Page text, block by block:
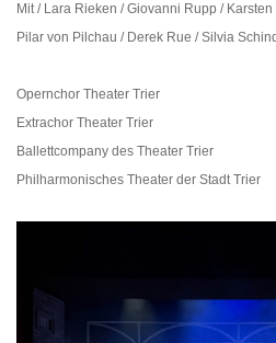
Mit / Lara Rieken / Giovanni Rupp /
Pilar von Pilchau / Derek Rue / Silvia
Opernchor Theater Trier
Extrachor Theater Trier
Ballettcompany des Theater Trier
Philharmonisches Theater der Stadt Trier